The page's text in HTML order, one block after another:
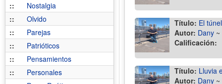
::
Nostalgia
::
Olvido
::
Parejas
::
Patrióticos
::
Pensamientos
::
Personales
Título: El
Autor: Dany ~
Calificación:
Título: Lluvia
Autor: Dany ~